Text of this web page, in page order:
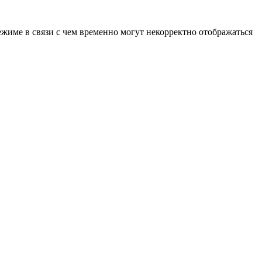
в связи с чем временно могут некорректно отображаться